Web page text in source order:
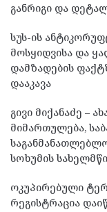
განრიგი და
სუს-ის
მოსყიდვისა და
დამზადების
დააკავა
გივი მიქანაძე –
მიმართულება,
სოხუმის
ოკუპირებული
რეგისტრაცია